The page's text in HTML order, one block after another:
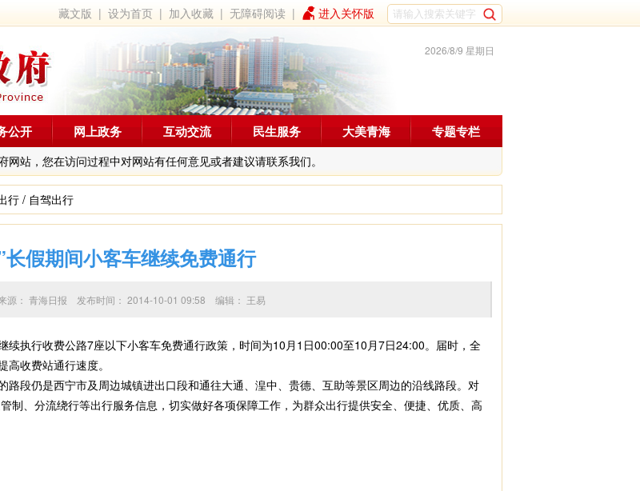
藏文版 |设为首页 | 加入收藏 |无障碍阅读 | 进入关怀版
2026/8/9 星期日
网站，您在访问过程中对网站有任何意见或者建议请联系我们。
公开 网上政务 互动交流 民生服务 大美青海 专题专栏
行 / 自驾出行
长假期间小客车继续免费通行
源： 青海日报 发布时间： 2014-10-01 09:58 编辑： 王易
执行收费公路7座以下小客车免费通行政策，时间为10月1日00:00至10月7日24:00。届时，全
收费站通行速度。
段仍是西宁市及周边城镇进出口段和通往大通、湟中、贵德、互助等景区周边的沿线路段。对
制、分流绕行等出行服务信息，切实做好各项保障工作，为群众出行提供安全、便捷、优质、高